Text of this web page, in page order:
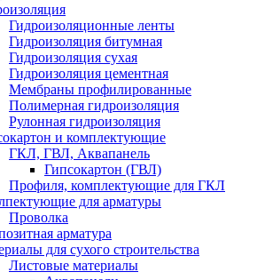
Гидроизоляционные ленты
Гидроизоляция битумная
Гидроизоляция сухая
Гидроизоляция цементная
Мембраны профилированные
Полимерная гидроизоляция
Рулонная гидроизоляция
и комплектующие
ГКЛ, ГВЛ, Аквапанель
Гипсокартон (ГВЛ)
Профиля, комплектующие для ГКЛ
для арматуры
Проволка
арматура
для сухого строительства
Листовые материалы